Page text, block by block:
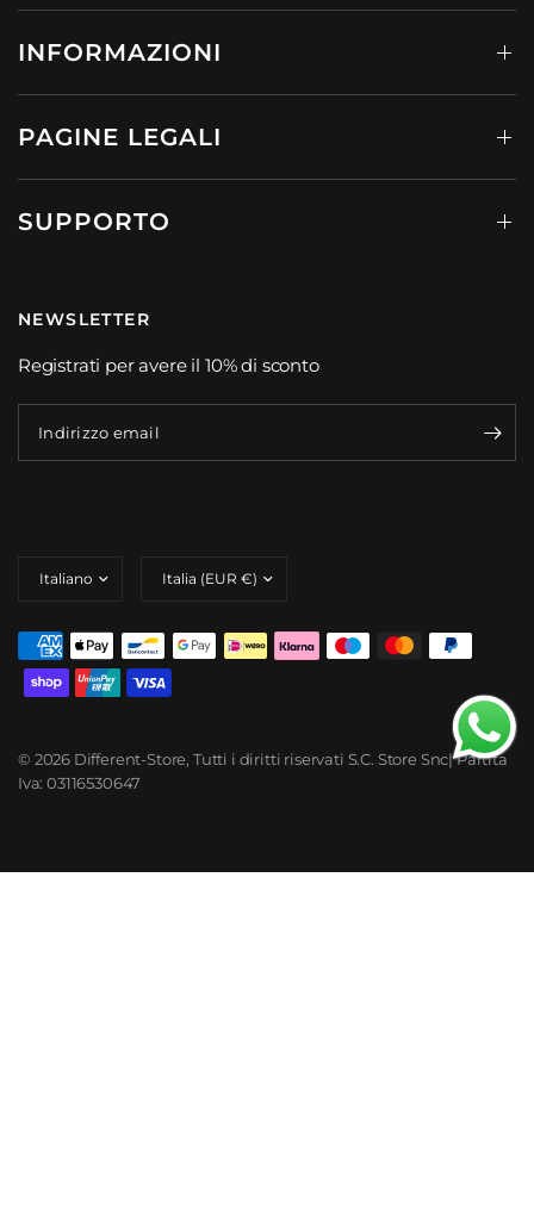
INFORMAZIONI
PAGINE LEGALI
SUPPORTO
NEWSLETTER
Registrati per avere il 10% di sconto
Indirizzo email
© 2026 Different-Store, Tutti i diritti riservati S.C. Store Snc| Partita
Iva: 03116530647